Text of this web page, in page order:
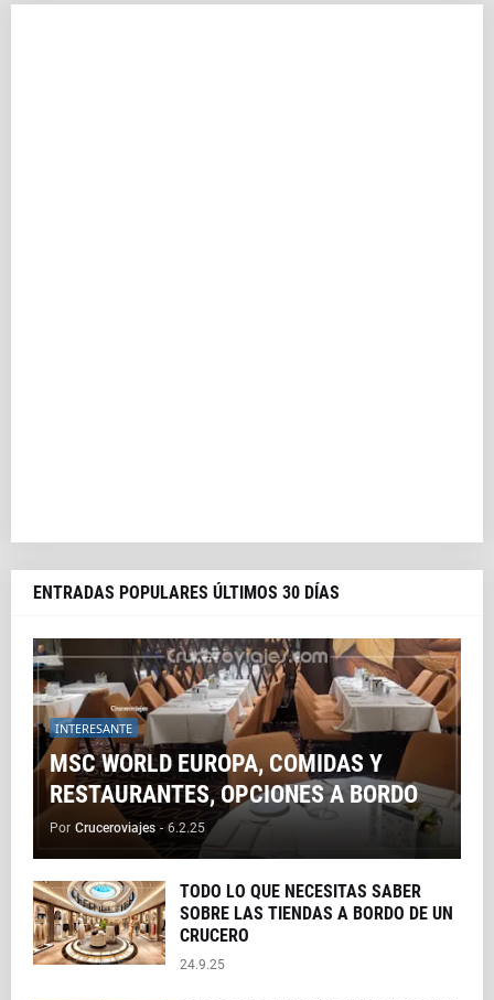
ENTRADAS POPULARES ÚLTIMOS 30 DÍAS
INTERESANTE
MSC WORLD EUROPA, COMIDAS Y
RESTAURANTES, OPCIONES A BORDO
Por Cruceroviajes - 6.2.25
TODO LO QUE NECESITAS SABER
SOBRE LAS TIENDAS A BORDO DE UN
CRUCERO
24.9.25